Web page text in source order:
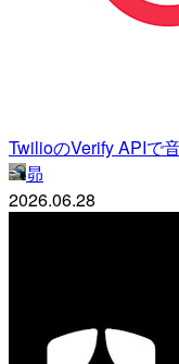
TwilioのVerify APIで
昴
2026.06.28